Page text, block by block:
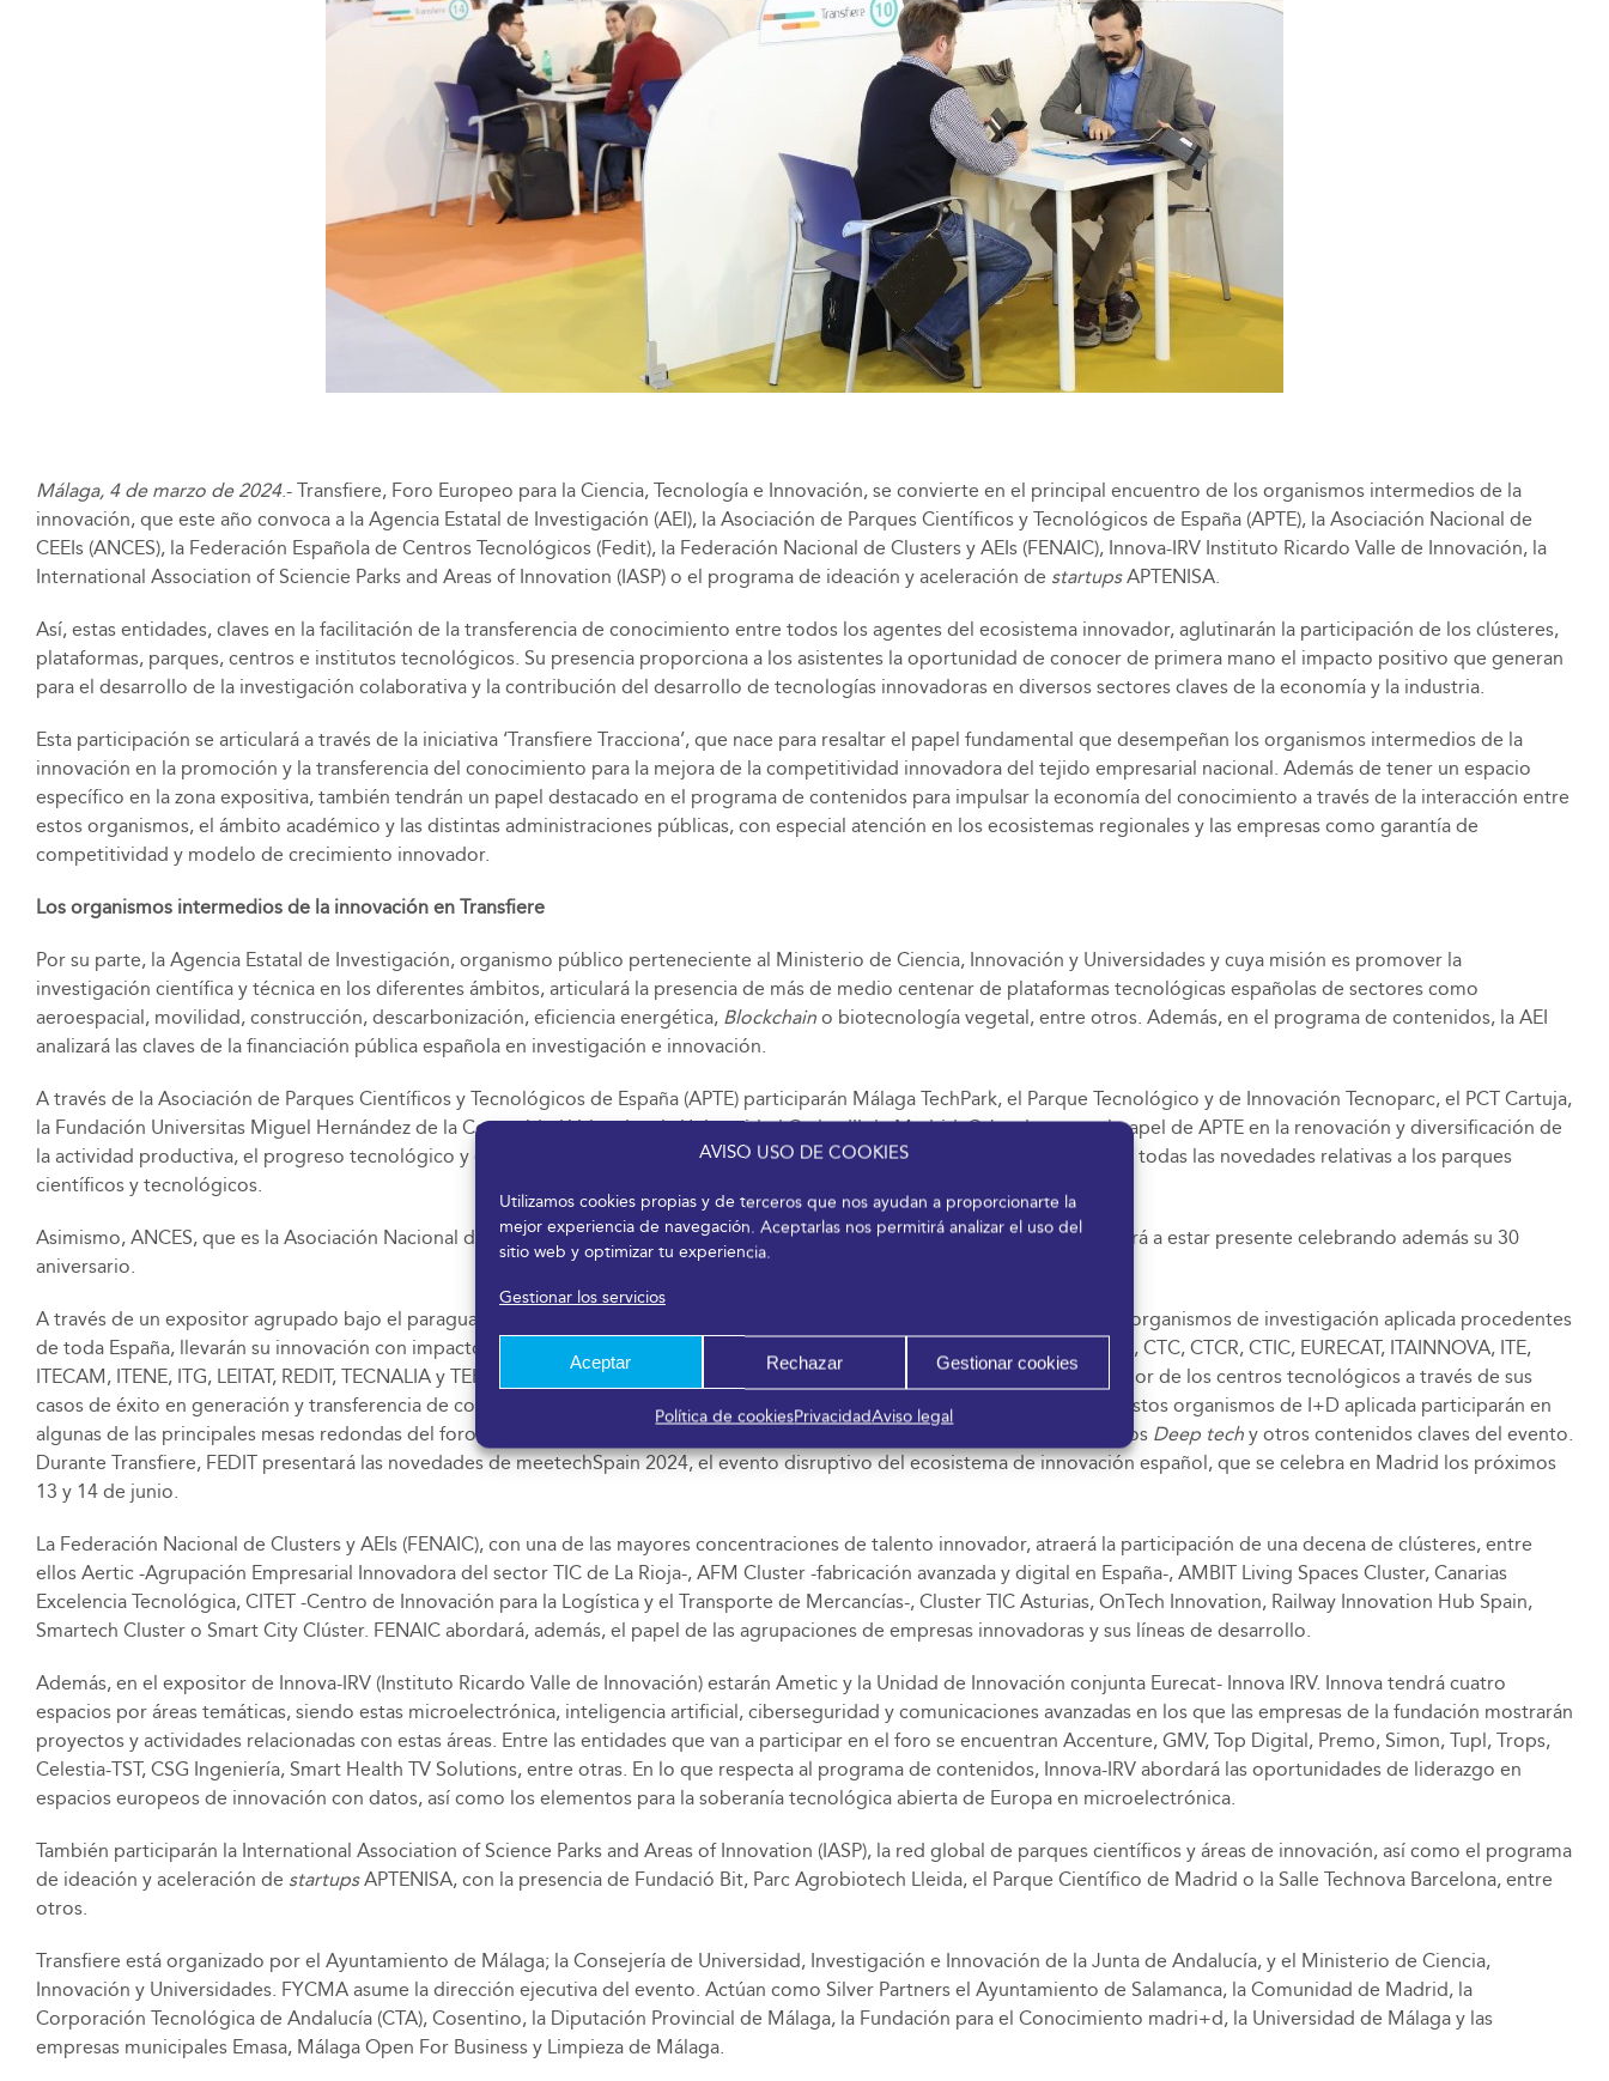
AVISO USO DE COOKIES
Utilizamos cookies propias y de terceros que nos ayudan a proporcionarte la
mejor experiencia de navegación. Aceptarlas nos permitirá analizar el uso del
sitio web y optimizar tu experiencia.
Gestionar los servicios
Aceptar Rechazar Gestionar cookies
Política de cookiesPrivacidadAviso legal
Málaga, 4 de marzo de 2024.- Transfiere, Foro Europeo para la Ciencia, Tecnología e Innovación, se convierte en el principal encuentro de los organismos intermedios de la
innovación, que este año convoca a la Agencia Estatal de Investigación (AEI), la Asociación de Parques Científicos y Tecnológicos de España (APTE), la Asociación Nacional de
CEEIs (ANCES), la Federación Española de Centros Tecnológicos (Fedit), la Federación Nacional de Clusters y AEIs (FENAIC), Innova-IRV Instituto Ricardo Valle de Innovación, la
International Association of Sciencie Parks and Areas of Innovation (IASP) o el programa de ideación y aceleración de startupsAPTENISA.
Así, estas entidades, claves en la facilitación de la transferencia de conocimiento entre todos los agentes del ecosistema innovador, aglutinarán la participación de los clústeres,
plataformas, parques, centros e institutos tecnológicos. Su presencia proporciona a los asistentes la oportunidad de conocer de primera mano el impacto positivo que generan
para el desarrollo de la investigación colaborativa y la contribución del desarrollo de tecnologías innovadoras en diversos sectores claves de la economía y la industria.
Esta participación se articulará a través de la iniciativa ‘Transfiere Tracciona’, que nace para resaltar el papel fundamental que desempeñan los organismos intermedios de la
innovación en la promoción y la transferencia del conocimiento para la mejora de la competitividad innovadora del tejido empresarial nacional. Además de tener un espacio
específico en la zona expositiva, también tendrán un papel destacado en el programa de contenidos para impulsar la economía del conocimiento a través de la interacción entre
estos organismos, el ámbito académico y las distintas administraciones públicas, con especial atención en los ecosistemas regionales y las empresas como garantía de
competitividad y modelo de crecimiento innovador.
Los organismos intermedios de la innovación en Transfiere
Por su parte, la Agencia Estatal de Investigación, organismo público perteneciente al Ministerio de Ciencia, Innovación y Universidades y cuya misión es promover la
investigación científica y técnica en los diferentes ámbitos, articulará la presencia de más de medio centenar de plataformas tecnológicas españolas de sectores como
aeroespacial, movilidad, construcción, descarbonización, eficiencia energética, Blockchaino biotecnología vegetal, entre otros. Además, en el programa de contenidos, la AEI
analizará las claves de la financiación pública española en investigación e innovación.
A través de la Asociación de Parques Científicos y Tecnológicos de España (APTE) participarán Málaga TechPark, el Parque Tecnológico y de Innovación Tecnoparc, el PCT Cartuja,
la Fundación Universitas Miguel Hernández de la Comunidad Valencia o la Universidad Carlos III de Madrid. Cabe destacar el papel de APTE en la renovación y diversificación de
la actividad productiva, el progreso tecnológico y el desarrollo económico, por lo que en el programa de actividades avanzará todas las novedades relativas a los parques
científicos y tecnológicos.
Asimismo, ANCES, que es la Asociación Nacional de CEEIs -con 34 asociados y con presencia en todas las comunidades-, volverá a estar presente celebrando además su 30
aniversario.
A través de un expositor agrupado bajo el paraguas de Fedit, la Federación Española de Centros Tecnológicos, un total de 17 organismos de investigación aplicada procedentes
de toda España, llevarán su innovación con impacto a la nueva edición de Transfiere. Estos serán AITIIP, CIDAUT, CIT-UPC, CTAG, CTC, CTCR, CTIC, EURECAT, ITAINNOVA, ITE,
ITECAM, ITENE, ITG, LEITAT, REDIT, TECNALIA y TEKNIKER. Los asistentes podrán comprobar de primera mano el ADN innovador de los centros tecnológicos a través de sus
casos de éxito en generación y transferencia de conocimiento tecnológico, en todos los sectores económicos e industriales. Estos organismos de I+D aplicada participarán en
algunas de las principales mesas redondas del foro, donde presentarán alternativas de valorización del conocimiento, proyectos Deep techy otros contenidos claves del evento.
Durante Transfiere, FEDIT presentará las novedades de meetechSpain 2024, el evento disruptivo del ecosistema de innovación español, que se celebra en Madrid los próximos
13 y 14 de junio.
La Federación Nacional de Clusters y AEIs (FENAIC), con una de las mayores concentraciones de talento innovador, atraerá la participación de una decena de clústeres, entre
ellos Aertic -Agrupación Empresarial Innovadora del sector TIC de La Rioja-, AFM Cluster -fabricación avanzada y digital en España-, AMBIT Living Spaces Cluster, Canarias
Excelencia Tecnológica, CITET -Centro de Innovación para la Logística y el Transporte de Mercancías-, Cluster TIC Asturias, OnTech Innovation, Railway Innovation Hub Spain,
Smartech Cluster o Smart City Clúster. FENAIC abordará, además, el papel de las agrupaciones de empresas innovadoras y sus líneas de desarrollo.
Además, en el expositor de Innova-IRV (Instituto Ricardo Valle de Innovación) estarán Ametic y la Unidad de Innovación conjunta Eurecat- Innova IRV. Innova tendrá cuatro
espacios por áreas temáticas, siendo estas microelectrónica, inteligencia artificial, ciberseguridad y comunicaciones avanzadas en los que las empresas de la fundación mostrarán
proyectos y actividades relacionadas con estas áreas. Entre las entidades que van a participar en el foro se encuentran Accenture, GMV, Top Digital, Premo, Simon, Tupl, Trops,
Celestia-TST, CSG Ingeniería, Smart Health TV Solutions, entre otras. En lo que respecta al programa de contenidos, Innova-IRV abordará las oportunidades de liderazgo en
espacios europeos de innovación con datos, así como los elementos para la soberanía tecnológica abierta de Europa en microelectrónica.
También participarán la International Association of Science Parks and Areas of Innovation (IASP), la red global de parques científicos y áreas de innovación, así como el programa
de ideación y aceleración de startupsAPTENISA, con la presencia de Fundació Bit, Parc Agrobiotech Lleida, el Parque Científico de Madrid o la Salle Technova Barcelona, entre
otros.
Transfiere está organizado por el Ayuntamiento de Málaga; la Consejería de Universidad, Investigación e Innovación de la Junta de Andalucía, y el Ministerio de Ciencia,
Innovación y Universidades. FYCMA asume la dirección ejecutiva del evento. Actúan como Silver Partners el Ayuntamiento de Salamanca, la Comunidad de Madrid, la
Corporación Tecnológica de Andalucía (CTA), Cosentino, la Diputación Provincial de Málaga, la Fundación para el Conocimiento madri+d, la Universidad de Málaga y las
empresas municipales Emasa, Málaga Open For Business y Limpieza de Málaga.